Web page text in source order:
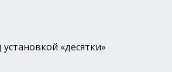
«десятки»